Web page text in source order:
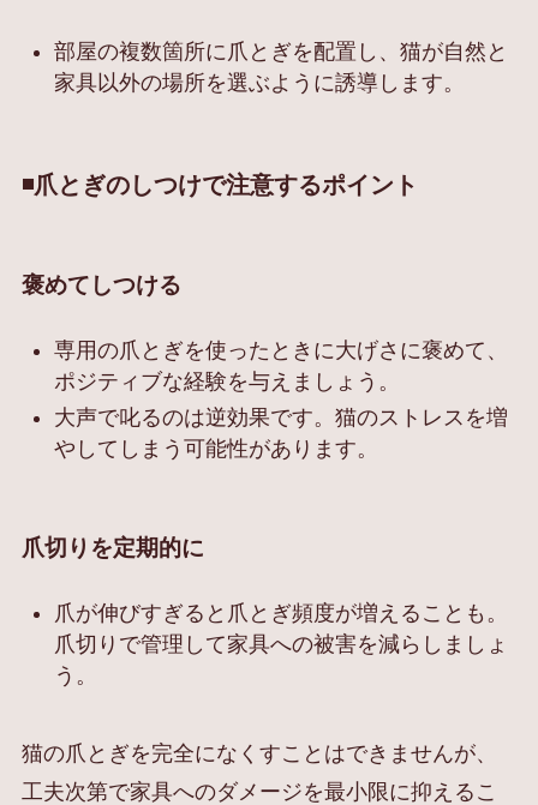
部屋の複数箇所に爪とぎを配置し、猫が自然と
家具以外の場所を選ぶように誘導します。
◾️爪とぎのしつけで注意するポイント
褒めてしつける
専用の爪とぎを使ったときに大げさに褒めて、
ポジティブな経験を与えましょう。
大声で叱るのは逆効果です。猫のストレスを増
やしてしまう可能性があります。
爪切りを定期的に
爪が伸びすぎると爪とぎ頻度が増えることも。
爪切りで管理して家具への被害を減らしましょ
う。
猫の爪とぎを完全になくすことはできませんが、
工夫次第で家具へのダメージを最小限に抑えるこ